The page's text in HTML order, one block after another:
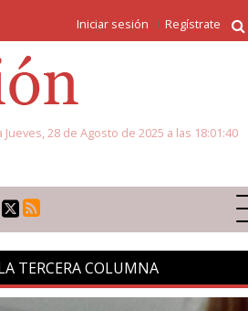
Iniciar sesión Regístrate
Jueves, 28 de Agosto de 2025 a las 18:01:40
TERCERA COLUMNA